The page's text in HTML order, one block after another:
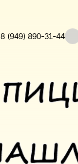
8 (949) 890-31-44